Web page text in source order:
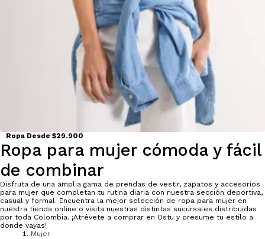
Ropa Desde $29.900
Ropa para mujer cómoda y fácil
de combinar
Disfruta de una amplia gama de prendas de vestir, zapatos y accesorios
para mujer que completan tu rutina diaria con nuestra sección deportiva,
casual y formal. Encuentra la mejor selección de ropa para mujer en
nuestra tienda online o visita nuestras distintas sucursales distribuidas
por toda Colombia. ¡Atrévete a comprar en Ostu y presume tu estilo a
donde vayas!
Mujer